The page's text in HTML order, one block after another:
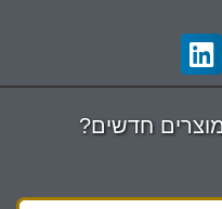
חדשים?